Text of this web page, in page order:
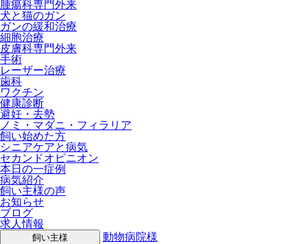
腫瘍科専門外来
犬と猫のガン
ガンの緩和治療
細胞治療
皮膚科専門外来
手術
レーザー治療
歯科
ワクチン
健康診断
避妊・去勢
ノミ・マダニ・フィラリア
飼い始めた方
シニアケアと病気
セカンドオピニオン
本日の一症例
病気紹介
飼い主様の声
お知らせ
ブログ
求人情報
飼い主様
動物病院様